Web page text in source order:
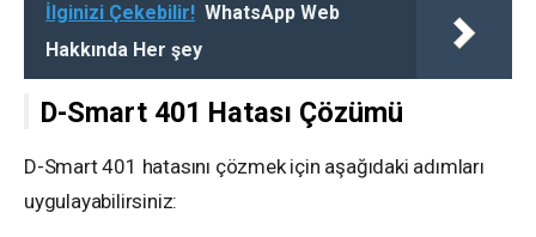
İlginizi Çekebilir! WhatsApp Web
Hakkında Her şey
D-Smart 401 Hatası Çözümü
D-Smart 401 hatasını çözmek için aşağıdaki adımları
uygulayabilirsiniz: